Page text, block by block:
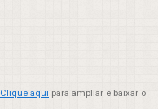
Clique aqui para ampliar e baixar o